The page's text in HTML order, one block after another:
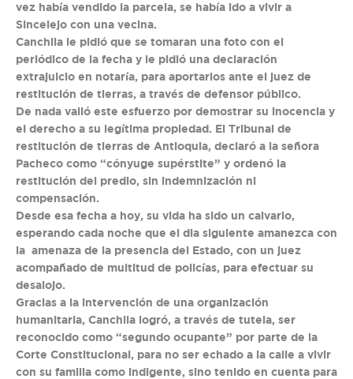
vez había vendido la parcela, se había ido a vivir a
Sincelejo con una vecina.
Canchila le pidió que se tomaran una foto con el
periódico de la fecha y le pidió una declaración
extrajuicio en notaría, para aportarlos ante el juez de
restitución de tierras, a través de defensor público.
De nada valió este esfuerzo por demostrar su inocencia y
el derecho a su legítima propiedad. El Tribunal de
restitución de tierras de Antioquia, declaró a la señora
Pacheco como “cónyuge supérstite” y ordenó la
restitución del predio, sin indemnización ni
compensación.
Desde esa fecha a hoy, su vida ha sido un calvario,
esperando cada noche que el dia siguiente amanezca con
la amenaza de la presencia del Estado, con un juez
acompañado de multitud de policías, para efectuar su
desalojo.
Gracias a la intervención de una organización
humanitaria, Canchila logró, a través de tutela, ser
reconocido como “segundo ocupante” por parte de la
Corte Constitucional, para no ser echado a la calle a vivir
con su familia como indigente, sino tenido en cuenta para